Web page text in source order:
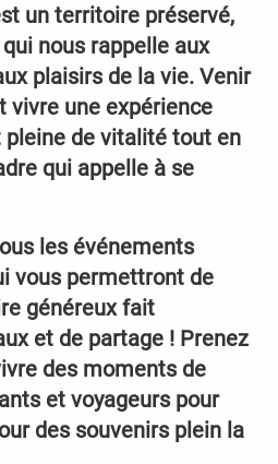
un territoire préservé,
nous rappelle aux
plaisirs de la vie. Venir
vivre une expérience
pleine de vitalité tout en
qui appelle à se
les événements
vous permettront de
généreux fait
et de partage ! Prenez
des moments de
et voyageurs pour
des souvenirs plein la